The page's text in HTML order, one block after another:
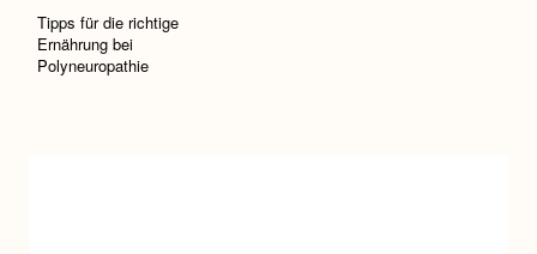
Tipps für die richtige
Ernährung bei
Polyneuropathie